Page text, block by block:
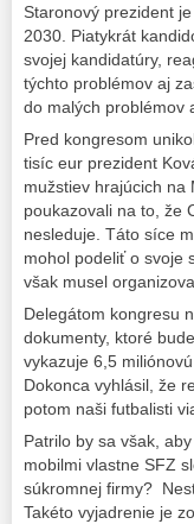
Staronový prezident
2030. Piatykrát
svojej kandidatúry,
týchto problémov aj
do malých problémov
Pred kongresom
tisíc eur prezident
mužstiev hrajúcich na
poukazovali na to, že
nesleduje. Táto síce
mohol podeliť o svoje
však musel
Delegátom kongresu
dokumenty, ktoré
vykazuje 6,5
Dokonca vyhlásil, že
potom naši futbalisti
Patrilo by sa však,
mobilmi vlastne SFZ
súkromnej firmy?
Takéto vyjadrenie je